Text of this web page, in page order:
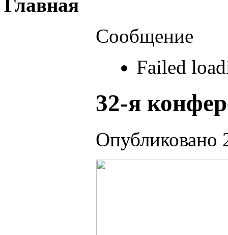
Главная
Сообщение
Failed
32-я
Опубликовано